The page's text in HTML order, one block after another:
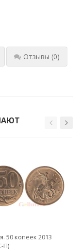
Отзывы (0)
50 копеек 2013
П)